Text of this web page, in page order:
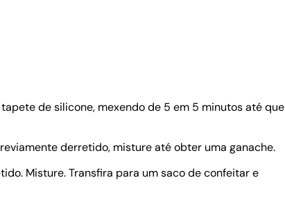
de silicone, mexendo de 5 em 5 minutos até que
derretido, misture até obter uma ganache.
Misture. Transfira para um saco de confeitar e